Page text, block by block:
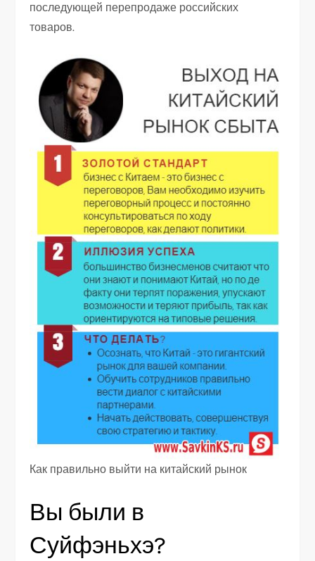
последующей перепродаже российских
товаров.
Как правильно выйти на китайский рынок
Вы были в
Суйфэньхэ?